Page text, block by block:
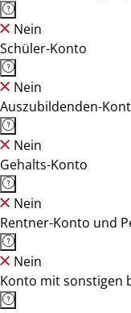
Nein
Schüler-Konto
Nein
Auszubildenden-
Nein
Gehalts-Konto
Nein
Rentner-Konto und
Nein
Konto mit sonstigen